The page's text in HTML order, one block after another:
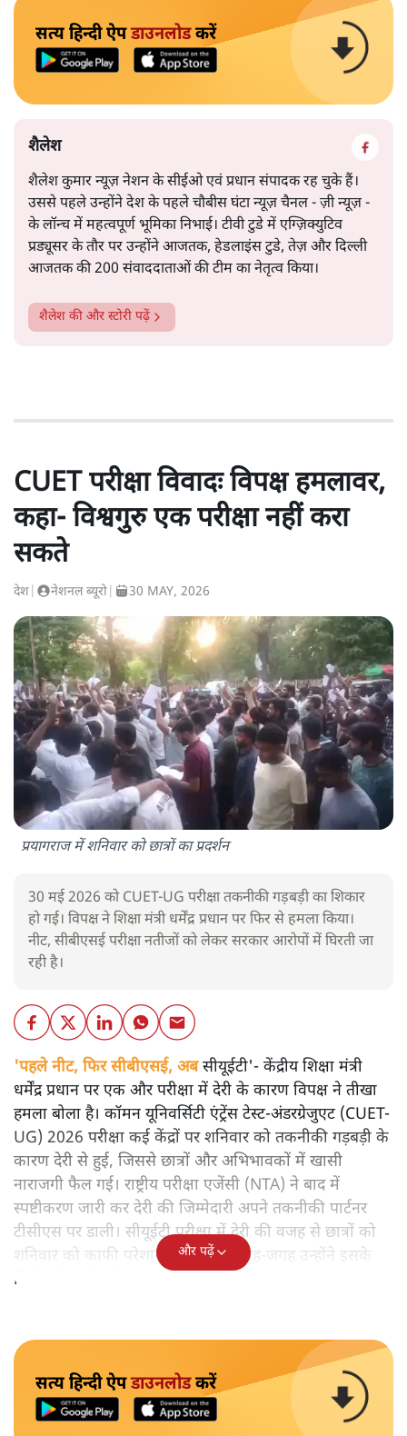
सत्य हिन्दी ऐपडाउनलोडकरें
शैलेश
शैलेश कुमार न्यूज़ नेशन के सीईओ एवं प्रधान संपादक रह चुके हैं।
उससे पहले उन्होंने देश के पहले चौबीस घंटा न्यूज़ चैनल - ज़ी न्यूज़ -
के लॉन्च में महत्वपूर्ण भूमिका निभाई। टीवी टुडे में एग्ज़िक्युटिव
प्रड्यूसर के तौर पर उन्होंने आजतक, हेडलाइंस टुडे, तेज़ और दिल्ली
आजतक की 200 संवाददाताओं की टीम का नेतृत्व किया।
शैलेश की और स्टोरी पढ़ें
CUET परीक्षा विवादः विपक्ष हमलावर,
कहा- विश्वगुरु एक परीक्षा नहीं करा
सकते
देश नेशनल ब्यूरो 30 MAY, 2026
प्रयागराज में शनिवार को छात्रों का प्रदर्शन
30 मई 2026 को CUET-UG परीक्षा तकनीकी गड़बड़ी का शिकार
हो गई। विपक्ष ने शिक्षा मंत्री धर्मेंद्र प्रधान पर फिर से हमला किया।
नीट, सीबीएसई परीक्षा नतीजों को लेकर सरकार आरोपों में घिरती जा
रही है।
'पहले नीट, फिर सीबीएसई, अबसीयूईटी'- केंद्रीय शिक्षा मंत्री
धर्मेंद्र प्रधान पर एक और परीक्षा में देरी के कारण विपक्ष ने तीखा
हमला बोला है। कॉमन यूनिवर्सिटी एंट्रेंस टेस्ट-अंडरग्रेजुएट (CUET-
UG) 2026 परीक्षा कई केंद्रों पर शनिवार को तकनीकी गड़बड़ी के
कारण देरी से हुई, जिससे छात्रों और अभिभावकों में खासी
नाराजगी फैल गई। राष्ट्रीय परीक्षा एजेंसी (NTA) ने बाद में
स्पष्टीकरण जारी कर देरी की जिम्मेदारी अपने तकनीकी पार्टनर
टीसीएस पर डाली। सीयूईटी परीक्षा में देरी की वजह से छात्रों को
शनिवार को काफी परेशान होना पड़ा। जगह-जगह उन्होंने इसके
विरोध में प्रदर्शन किए।
और पढ़ें
सत्य हिन्दी ऐपडाउनलोडकरें